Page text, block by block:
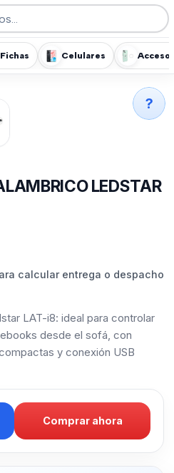
Celulares
LEDSTAR
calcular entrega o despacho
LAT-i8: ideal para controlar
desde el sofá, con
y conexión USB
Comprar ahora
?